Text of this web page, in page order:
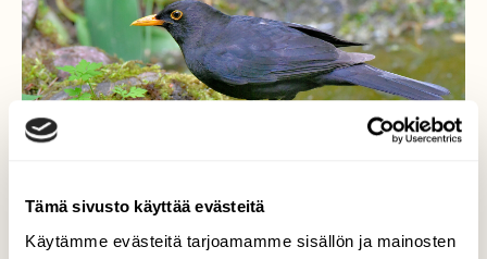
Tämä sivusto käyttää evästeitä
Käytämme evästeitä tarjoamamme sisällön ja mainosten